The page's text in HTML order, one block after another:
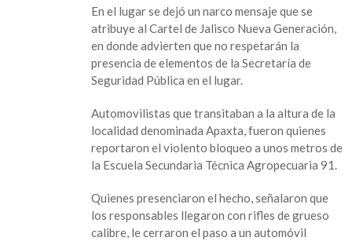
En el lugar se dejó un narco mensaje que se
atribuye al Cartel de Jalisco Nueva Generación,
en donde advierten que no respetarán la
presencia de elementos de la Secretaría de
Seguridad Pública en el lugar.
Automovilistas que transitaban a la altura de la
localidad denominada Apaxta, fueron quienes
reportaron el violento bloqueo a unos metros de
la Escuela Secundaria Técnica Agropecuaria 91.
Quienes presenciaron el hecho, señalaron que
los responsables llegaron con rifles de grueso
calibre, le cerraron el paso a un automóvil